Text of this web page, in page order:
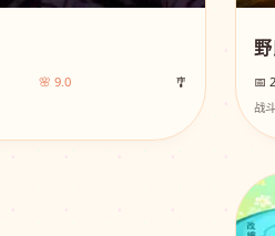
🌸 9.0 🎐 📅
战